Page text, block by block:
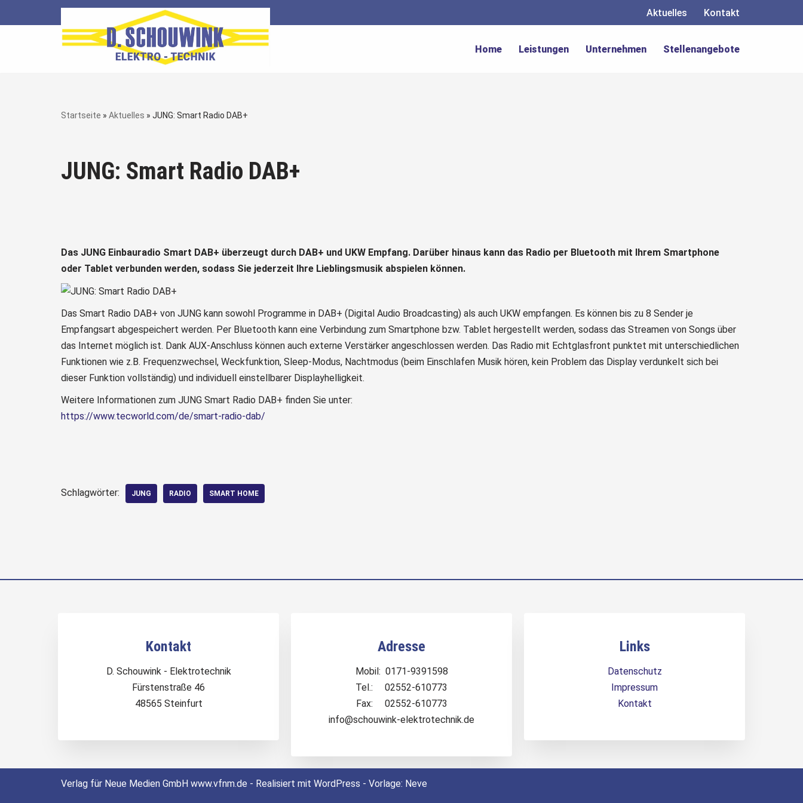
Aktuelles Kontakt
Home Leistungen Unternehmen Stellenangebote
Startseite » Aktuelles » JUNG: Smart Radio DAB+
JUNG: Smart Radio DAB+
Das JUNG Einbauradio Smart DAB+ überzeugt durch DAB+ und UKW Empfang. Darüber hinaus kann das Radio per Bluetooth mit Ihrem Smartphone
oder Tablet verbunden werden, sodass Sie jederzeit Ihre Lieblingsmusik abspielen können.
Das Smart Radio DAB+ von JUNG kann sowohl Programme in DAB+ (Digital Audio Broadcasting) als auch UKW empfangen. Es können bis zu 8 Sender je
Empfangsart abgespeichert werden. Per Bluetooth kann eine Verbindung zum Smartphone bzw. Tablet hergestellt werden, sodass das Streamen von Songs über
das Internet möglich ist. Dank AUX-Anschluss können auch externe Verstärker angeschlossen werden. Das Radio mit Echtglasfront punktet mit unterschiedlichen
Funktionen wie z.B. Frequenzwechsel, Weckfunktion, Sleep-Modus, Nachtmodus (beim Einschlafen Musik hören, kein Problem das Display verdunkelt sich bei
dieser Funktion vollständig) und individuell einstellbarer Displayhelligkeit.
Weitere Informationen zum JUNG Smart Radio DAB+ finden Sie unter:
https://www.tecworld.com/de/smart-radio-dab/
Schlagwörter: JUNG RADIO SMART HOME
Kontakt
D. Schouwink - Elektrotechnik
Fürstenstraße 46
48565 Steinfurt
Adresse
Mobil: 0171-9391598
Tel.: 02552-610773
Fax: 02552-610773
info@schouwink-elektrotechnik.de
Links
Datenschutz
Impressum
Kontakt
Verlag für Neue Medien GmbH www.vfnm.de - Realisiert mit WordPress - Vorlage: Neve